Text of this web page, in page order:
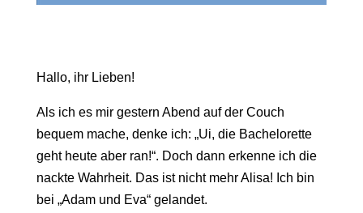
Hallo, ihr Lieben!
Als ich es mir gestern Abend auf der Couch
bequem mache, denke ich: „Ui, die Bachelorette
geht heute aber ran!“. Doch dann erkenne ich die
nackte Wahrheit. Das ist nicht mehr Alisa! Ich bin
bei „Adam und Eva“ gelandet.